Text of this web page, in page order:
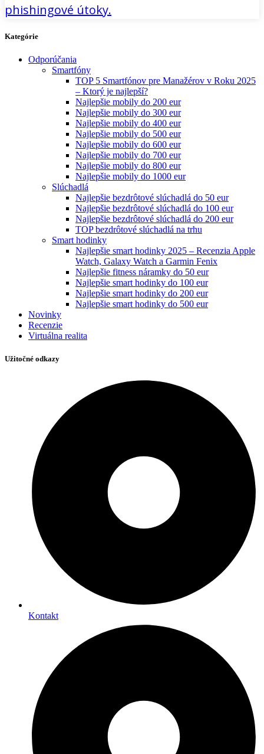
phishingové útoky.
Kategórie
Odporúčania
Smartfóny
TOP 5 Smartfónov pre Manažérov v Roku 2025
– Ktorý je najlepší?
Najlepšie mobily do 200 eur
Najlepšie mobily do 300 eur
Najlepšie mobily do 400 eur
Najlepšie mobily do 500 eur
Najlepšie mobily do 600 eur
Najlepšie mobily do 700 eur
Najlepšie mobily do 800 eur
Najlepšie mobily do 1000 eur
Slúchadlá
Najlepšie bezdrôtové slúchadlá do 50 eur
Najlepšie bezdrôtové slúchadlá do 100 eur
Najlepšie bezdrôtové slúchadlá do 200 eur
TOP bezdrôtové slúchadlá na trhu
Smart hodinky
Najlepšie smart hodinky 2025 – Recenzia Apple
Watch, Galaxy Watch a Garmin Fenix
Najlepšie fitness náramky do 50 eur
Najlepšie smart hodinky do 100 eur
Najlepšie smart hodinky do 200 eur
Najlepšie smart hodinky do 500 eur
Novinky
Recenzie
Virtuálna realita
Užitočné odkazy
Kontakt